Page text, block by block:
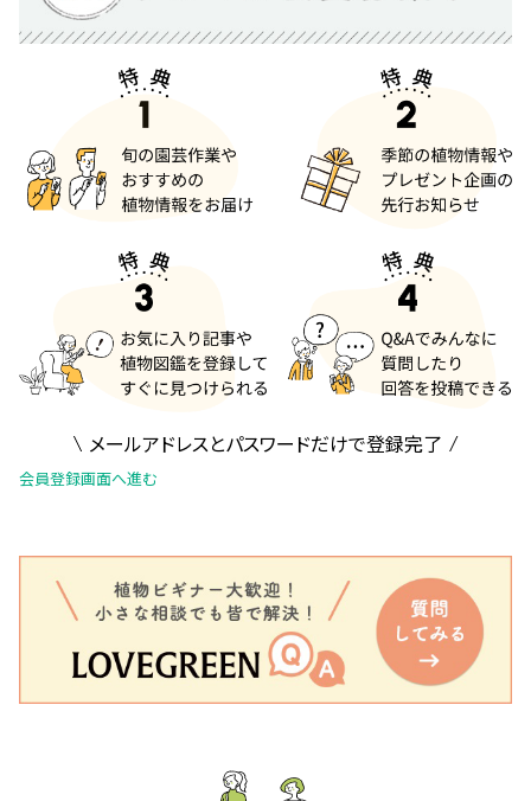
メールアドレスとパスワードだけで登録完了
会員登録画面へ進む